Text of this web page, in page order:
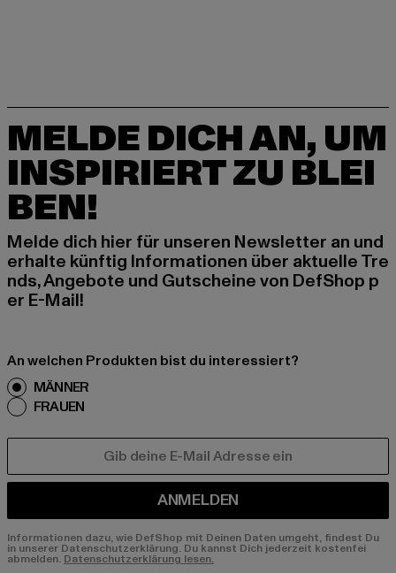
MELDE DICH AN, UM
INSPIRIERT ZU BLEI
BEN!
Melde dich hier für unseren Newsletter an und
erhalte künftig Informationen über aktuelle Tre
nds, Angebote und Gutscheine von DefShop p
er E-Mail!
An welchen Produkten bist du interessiert?
MÄNNER
FRAUEN
ANMELDEN
Informationen dazu, wie DefShop mit Deinen Daten umgeht, findest Du
in unserer Datenschutzerklärung. Du kannst Dich jederzeit kostenfei
abmelden. Datenschutzerklärung lesen.